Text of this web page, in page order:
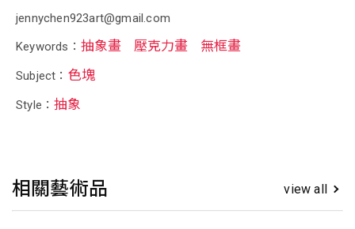
jennychen923art@gmail.com
Keywords： 抽象畫 壓克力畫 無框畫
Subject： 色塊
Style：抽象
相關藝術品 view all